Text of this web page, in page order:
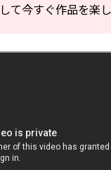
て今すぐ作品を楽